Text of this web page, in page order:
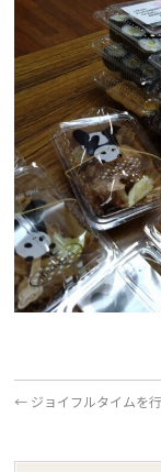
← ジョイフルタイムを行